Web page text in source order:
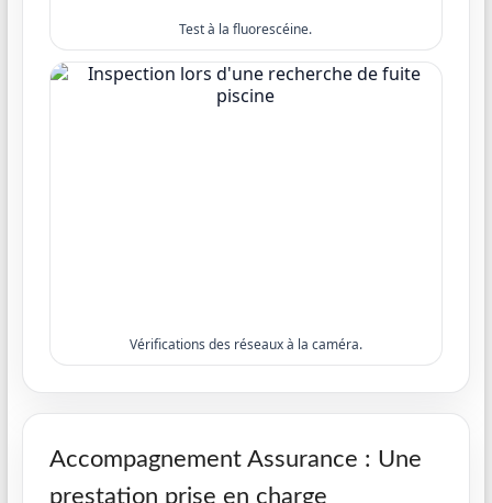
Test à la fluorescéine.
Vérifications des réseaux à la caméra.
Accompagnement Assurance : Une
prestation prise en charge